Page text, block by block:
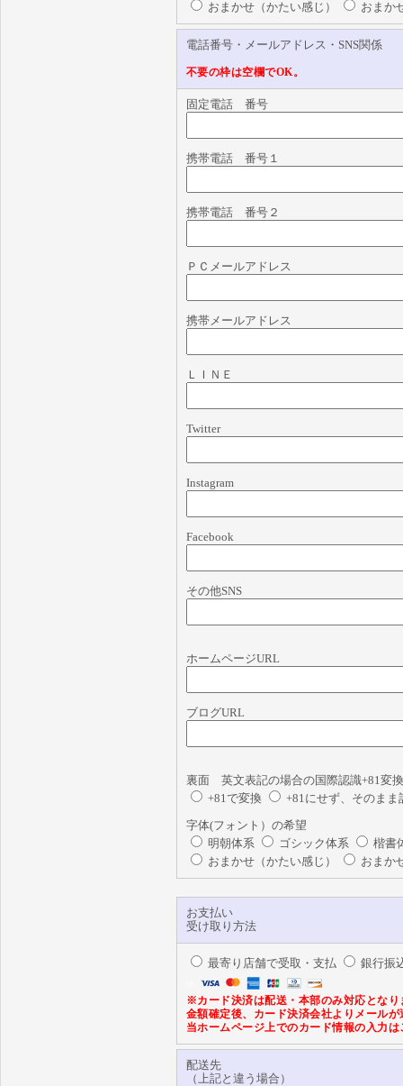
おまかせ（かたい感じ）
おまか
電話番号・メールアドレス・SNS関係
不要の枠は空欄でOK。
固定電話 番号
携帯電話 番号１
携帯電話 番号２
ＰＣメールアドレス
携帯メールアドレス
ＬＩＮＥ
Twitter
Instagram
Facebook
その他SNS
ホームページURL
ブログURL
裏面 英文表記の場合の国際認識+81変
+81で変換
+81にせず、そのまま
字体(フォント）の希望
明朝体系
ゴシック体系
楷書
おまかせ（かたい感じ）
おまか
お支払い
受け取り方法
最寄り店舗で受取・支払 銀行振
※カード決済は配送・本部のみ対応となり
金額確定後、カード決済会社よりメール
当ホームページ上でのカード情報の入力
配送先
（上記と違う場合）